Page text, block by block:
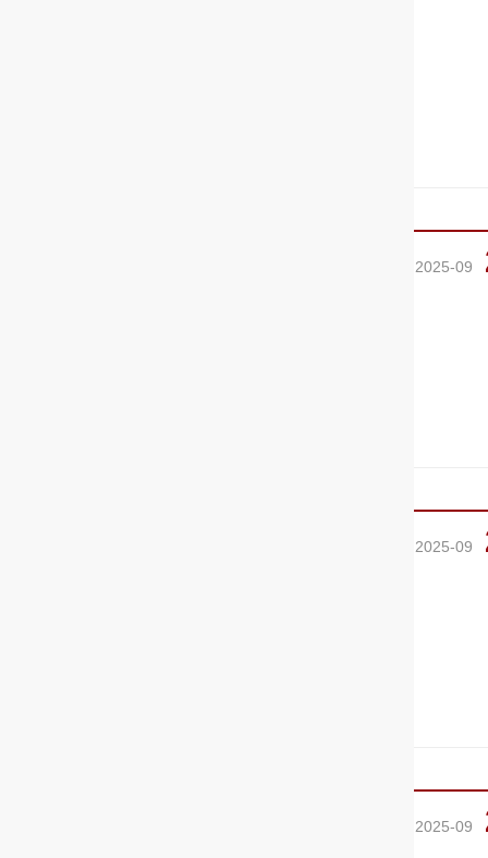
2025-09
2025-09
2025-09